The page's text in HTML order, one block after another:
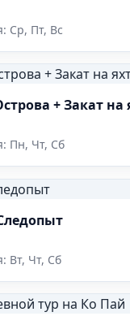
Ср, Пт, Вс
+ Закат на
Пн, Чт, Сб
Вт, Чт, Сб